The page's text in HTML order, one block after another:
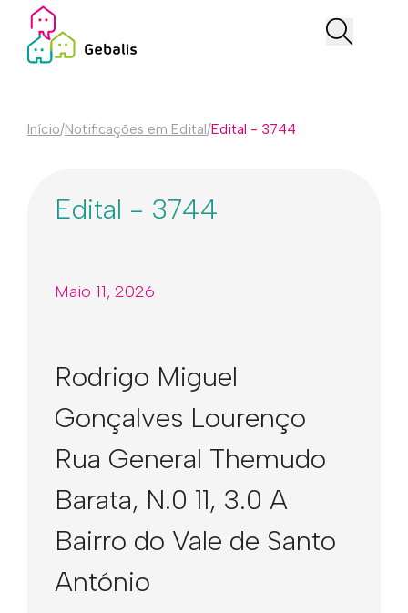
Início/Notificações em Edital/Edital - 3744
Edital - 3744
Maio 11, 2026
Rodrigo Miguel
Gonçalves Lourenço
Rua General Themudo
Barata, N.0 11, 3.0 A
Bairro do Vale de Santo
António